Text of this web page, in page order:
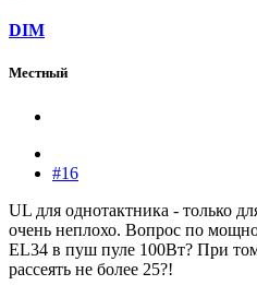
DIM
Местный
#16
UL для однотактника - только
очень неплохо. Вопрос по
EL34 в пуш пуле 100Вт? При
рассеять не более 25?!